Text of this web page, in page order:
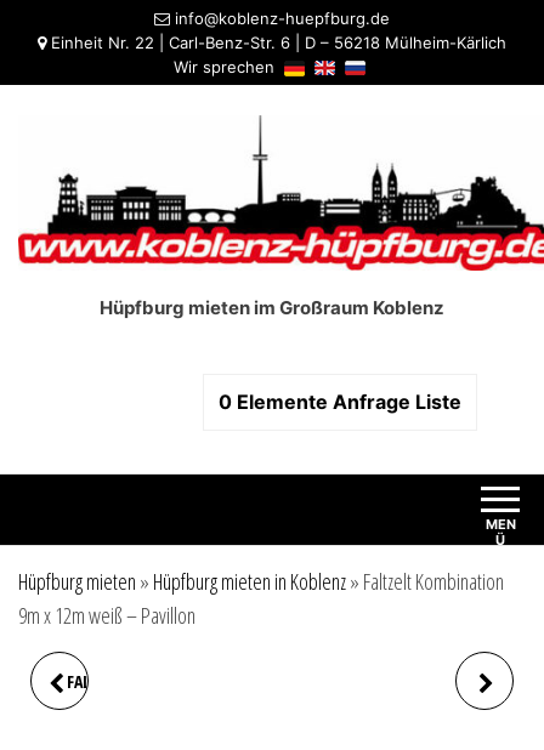
info@koblenz-huepfburg.de
Einheit Nr. 22 | Carl-Benz-Str. 6 | D – 56218 Mülheim-Kärlich
Wir sprechen
Hüpfburg mieten im Großraum Koblenz
0 Elemente Anfrage Liste
MEN
Ü
Hüpfburg mieten » Hüpfburg mieten in Koblenz» Faltzelt Kombination
9m x 12m weiß – Pavillon
FALTZELT KOMBINATION 6M